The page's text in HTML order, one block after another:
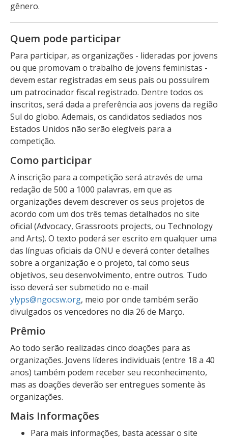
gênero.
Quem pode participar
Para participar, as organizações - lideradas por jovens
ou que promovam o trabalho de jovens feministas -
devem estar registradas em seus país ou possuírem
um patrocinador fiscal registrado. Dentre todos os
inscritos, será dada a preferência aos jovens da região
Sul do globo. Ademais, os candidatos sediados nos
Estados Unidos não serão elegíveis para a
competição.
Como participar
A inscrição para a competição será através de uma
redação de 500 a 1000 palavras, em que as
organizações devem descrever os seus projetos de
acordo com um dos três temas detalhados no site
oficial (Advocacy, Grassroots projects, ou Technology
and Arts). O texto poderá ser escrito em qualquer uma
das línguas oficiais da ONU e deverá conter detalhes
sobre a organização e o projeto, tal como seus
objetivos, seu desenvolvimento, entre outros. Tudo
isso deverá ser submetido no e-mail
ylyps@ngocsw.org, meio por onde também serão
divulgados os vencedores no dia 26 de Março.
Prêmio
Ao todo serão realizadas cinco doações para as
organizações. Jovens líderes individuais (entre 18 a 40
anos) também podem receber seu reconhecimento,
mas as doações deverão ser entregues somente às
organizações.
Mais Informações
Para mais informações, basta acessar o site